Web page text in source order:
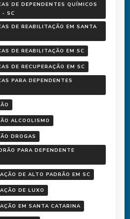
DE DEPENDENTES QUÍMICOS
- SC
DE REABILITAÇÃO EM SANTA
DE REABILITAÇÃO EM SC
DE RECUPERAÇÃO EM SC
PARA DEPENDENTES
ALCOOLISMO
DROGAS
PARA DEPENDENTE
DE ALTO PADRÃO EM SC
DE LUXO
EM SANTA CATARINA